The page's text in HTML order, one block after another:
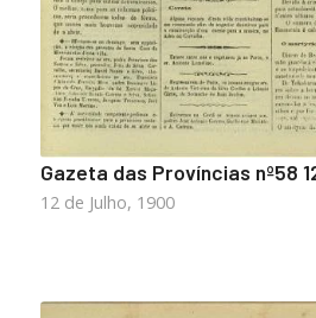
Gazeta das Províncias nº58
12 de Julho, 1900